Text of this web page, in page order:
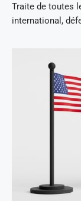
Traite de toutes
international,